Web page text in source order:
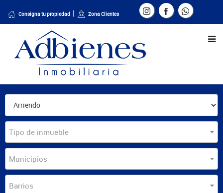
Consigna tu propiedad Zona Clientes
Tipo de inmueble
Municipios
Barrios